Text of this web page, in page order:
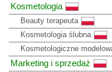
Kosmetologia
Beauty terapeuta
Kosmetologia ślubna
Kosmetologiczne
Marketing i sprzedaż